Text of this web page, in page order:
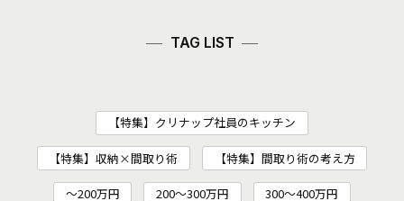
TAG LIST
【特集】クリナップ社員のキッチン
【特集】収納×間取り術 【特集】間取り術の考え方
～200万円 200〜300万円 300～400万円